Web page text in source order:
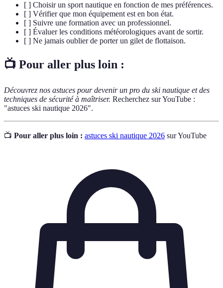
[ ] Choisir un sport nautique en fonction de mes préférences.
[ ] Vérifier que mon équipement est en bon état.
[ ] Suivre une formation avec un professionnel.
[ ] Évaluer les conditions météorologiques avant de sortir.
[ ] Ne jamais oublier de porter un gilet de flottaison.
📺 Pour aller plus loin :
Découvrez nos astuces pour devenir un pro du ski nautique et des
techniques de sécurité à maîtriser. Recherchez sur YouTube :
"astuces ski nautique 2026".
📺 Pour aller plus loin : astuces ski nautique 2026 sur YouTube